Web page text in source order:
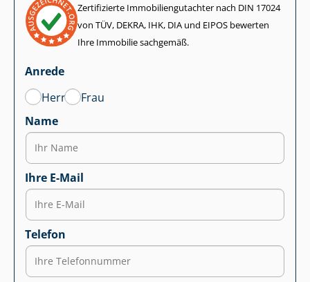
Zertifizierte Im­mo­bi­li­en­gut­ach­ter nach DIN 17024
von TÜV, DEKRA, IHK, DIA und EIPOS bewerten
Ihre Immobilie sachgemäß.
Anrede
Herr
Frau
Name
Ihre E-Mail
Telefon